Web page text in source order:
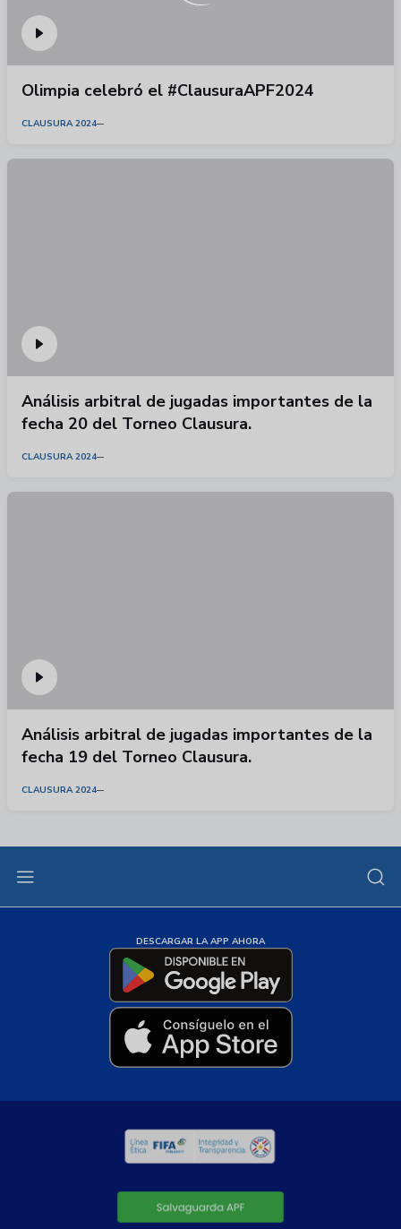
Olimpia celebró el #ClausuraAPF2024
CLAUSURA 2024
Análisis arbitral de jugadas importantes de la
fecha 20 del Torneo Clausura.
CLAUSURA 2024
Análisis arbitral de jugadas importantes de la
fecha 19 del Torneo Clausura.
CLAUSURA 2024
DESCARGAR LA APP AHORA